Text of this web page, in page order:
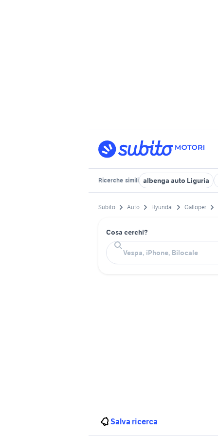
Ricerche simili albenga auto Liguria
Subito Auto Hyundai Galloper
Cosa cerchi?
Salva ricerca